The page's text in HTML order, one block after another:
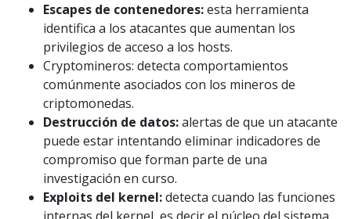
Escapes de contenedores:esta herramienta
identifica a los atacantes que aumentan los
privilegios de acceso a los hosts.
Cryptomineros: detecta comportamientos
comúnmente asociados con los mineros de
criptomonedas.
Destrucción de datos:alertas de que un atacante
puede estar intentando eliminar indicadores de
compromiso que forman parte de una
investigación en curso.
Exploits del kernel:detecta cuando las funciones